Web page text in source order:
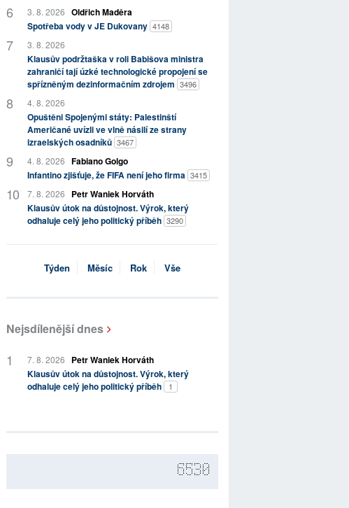
3. 8. 2026 Oldřich Maděra
Spotřeba vody v JE Dukovany 4148
3. 8. 2026
Klausův podržtaška v roli Babišova ministra
zahraničí tají úzké technologické propojení se
spřízněným dezinformačním zdrojem 3496
4. 8. 2026
Opuštěni Spojenými státy: Palestinští
Američané uvízli ve vlně násilí ze strany
izraelských osadníků 3467
4. 8. 2026 Fabiano Golgo
Infantino zjišťuje, že FIFA není jeho firma 3415
7. 8. 2026
Petr Waniek Horváth
Klausův útok na důstojnost. Výrok, který
odhaluje celý jeho politický příběh 3290
Týden Měsíc Rok Vše
Nejsdílenější dnes
7. 8. 2026
Petr Waniek Horváth
Klausův útok na důstojnost. Výrok, který
odhaluje celý jeho politický příběh
1
6530